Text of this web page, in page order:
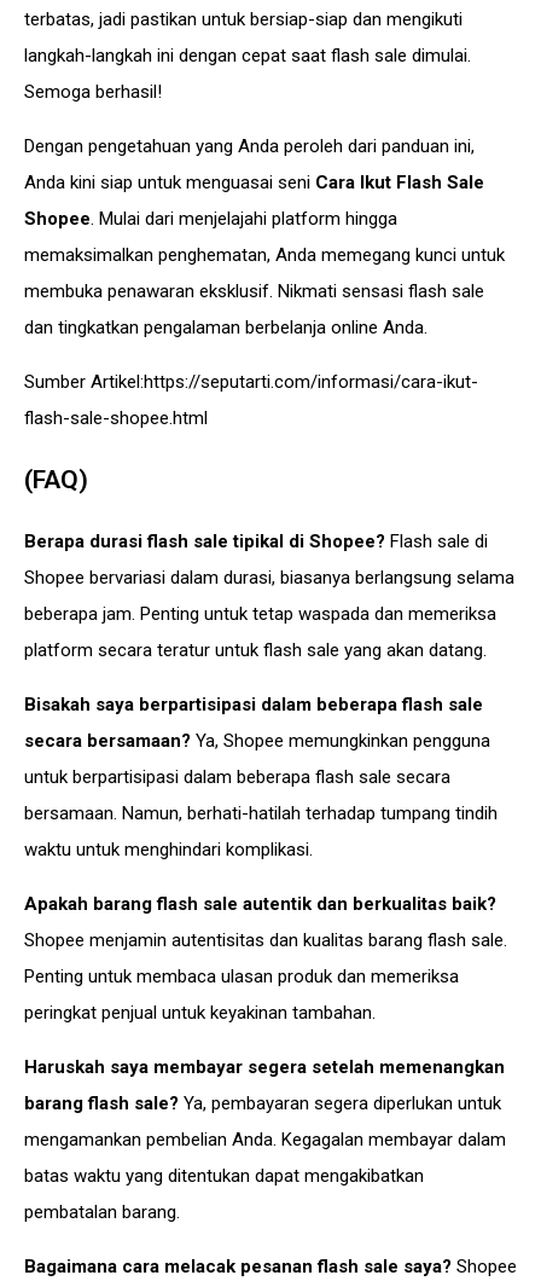
terbatas, jadi pastikan untuk bersiap-siap dan mengikuti
langkah-langkah ini dengan cepat saat flash sale dimulai.
Semoga berhasil!
Dengan pengetahuan yang Anda peroleh dari panduan ini,
Anda kini siap untuk menguasai seni Cara Ikut Flash Sale
Shopee. Mulai dari menjelajahi platform hingga
memaksimalkan penghematan, Anda memegang kunci untuk
membuka penawaran eksklusif. Nikmati sensasi flash sale
dan tingkatkan pengalaman berbelanja online Anda.
Sumber Artikel:https://seputarti.com/informasi/cara-ikut-
flash-sale-shopee.html
(FAQ)
Berapa durasi flash sale tipikal di Shopee? Flash sale di
Shopee bervariasi dalam durasi, biasanya berlangsung selama
beberapa jam. Penting untuk tetap waspada dan memeriksa
platform secara teratur untuk flash sale yang akan datang.
Bisakah saya berpartisipasi dalam beberapa flash sale
secara bersamaan? Ya, Shopee memungkinkan pengguna
untuk berpartisipasi dalam beberapa flash sale secara
bersamaan. Namun, berhati-hatilah terhadap tumpang tindih
waktu untuk menghindari komplikasi.
Apakah barang flash sale autentik dan berkualitas baik?
Shopee menjamin autentisitas dan kualitas barang flash sale.
Penting untuk membaca ulasan produk dan memeriksa
peringkat penjual untuk keyakinan tambahan.
Haruskah saya membayar segera setelah memenangkan
barang flash sale? Ya, pembayaran segera diperlukan untuk
mengamankan pembelian Anda. Kegagalan membayar dalam
batas waktu yang ditentukan dapat mengakibatkan
pembatalan barang.
Bagaimana cara melacak pesanan flash sale saya? Shopee